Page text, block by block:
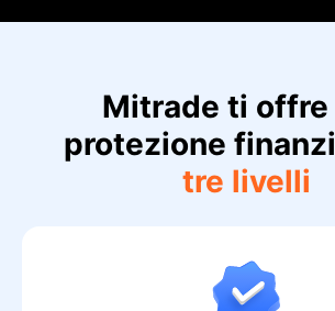
Mitrade ti offre
protezione
tre livelli